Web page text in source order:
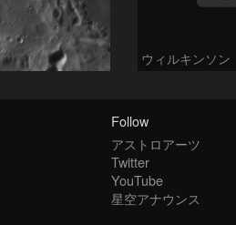
ウィルキンソン
Follow
アストロアーツ
Twitter
YouTube
星空アナウンス